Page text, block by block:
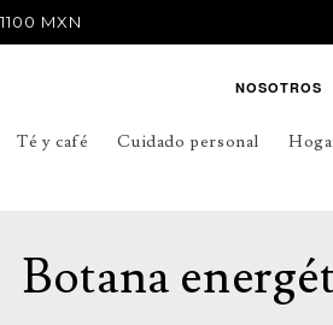
MXN
Té y café Cuidado personal
NOSOTROS
Botana